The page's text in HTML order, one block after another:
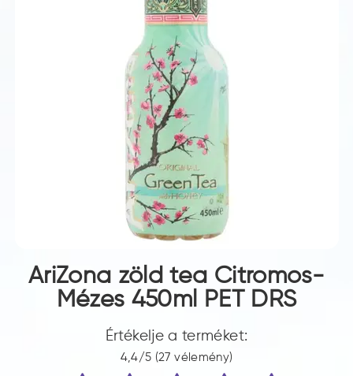
AriZona zöld tea Citromos-
Mézes 450ml PET DRS
Értékelje a terméket:
4,4/5 (27 vélemény)